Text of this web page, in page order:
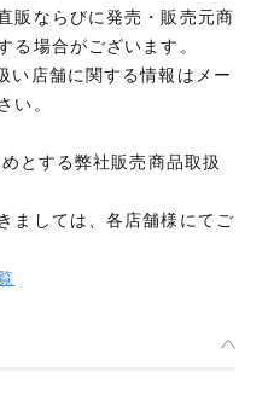
販ならびに発売・販売元商
る場合がございます。
い店舗に関する情報はメー
い。
とする弊社販売商品取扱
ましては、各店舗様にてご